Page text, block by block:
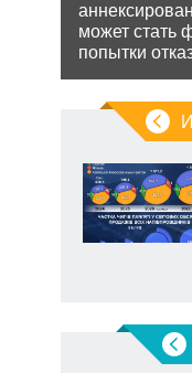
может стать
попытки